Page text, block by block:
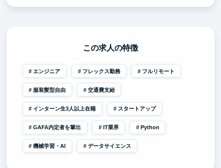
この求人の特徴
エンジニア フレックス勤務 フルリモート
服装髪型自由 交通費支給
インターン生3人以上在籍 スタートアップ
GAFA内定者を輩出 IT業界 Python
機械学習・AI データサイエンス